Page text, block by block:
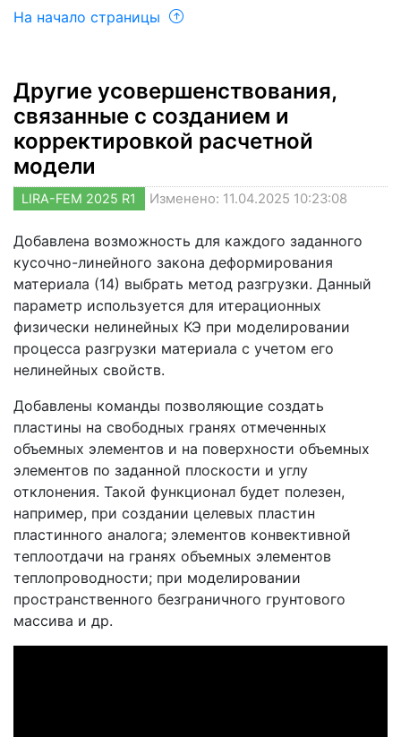
На начало страницы
Другие усовершенствования,
связанные с созданием и
корректировкой расчетной
модели
LIRA-FEM 2025 R1 Изменено: 11.04.2025 10:23:08
Добавлена возможность для каждого заданного
кусочно-линейного закона деформирования
материала (14) выбрать метод разгрузки. Данный
параметр используется для итерационных
физически нелинейных КЭ при моделировании
процесса разгрузки материала с учетом его
нелинейных свойств.
Добавлены команды позволяющие создать
пластины на свободных гранях отмеченных
объемных элементов и на поверхности объемных
элементов по заданной плоскости и углу
отклонения. Такой функционал будет полезен,
например, при создании целевых пластин
пластинного аналога; элементов конвективной
теплоотдачи на гранях объемных элементов
теплопроводности; при моделировании
пространственного безграничного грунтового
массива и др.